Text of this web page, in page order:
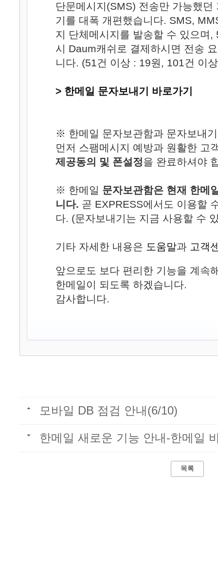
단문메시지(SMS) 전송만 가능했던
기를 대폭 개편했습니다. SMS,
지 단체메시지를 발송할 수 있으며,
시 Daum캐쉬로 결제하시면 전송
니다. (51건 이상 : 19원, 101건 이
> 한메일 문자보내기 바로가기
※ 한메일 문자보관함과 문자보내
먼저 스팸메시지 예방과 원활한 고
제공동의 및 폰설정을 완료하셔야
※ 한메일 문자보관함은 현재 한메
니다. 곧 EXPRESS에서도 이용할
다. (문자보내기는 지금 사용할 수
기타 자세한 내용은 도움말과 고객
앞으로도 보다 편리한 기능을 계속
한메일이 되도록 하겠습니다.
감사합니다.
모바일 DB 점검 안내(6/10)
한메일 새로운 기능 안내-한메일
목록